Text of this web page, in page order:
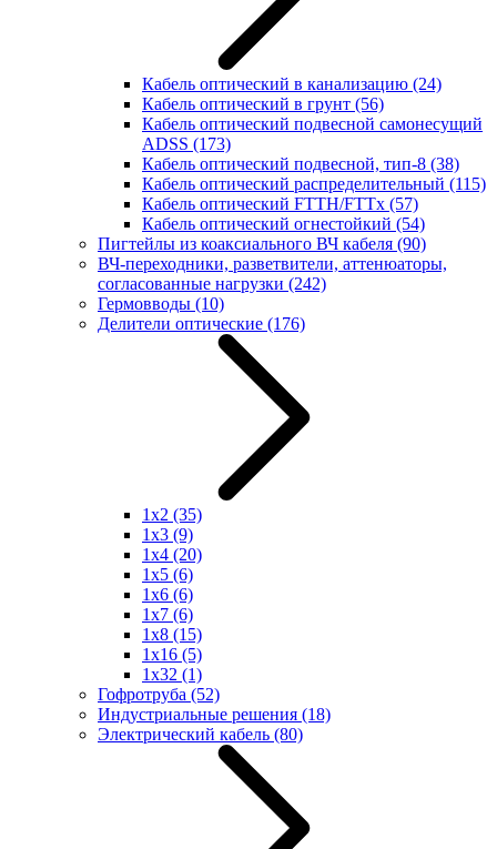
Кабель оптический в канализацию (24)
Кабель оптический в грунт (56)
Кабель оптический подвесной самонесущий
ADSS (173)
Кабель оптический подвесной, тип-8 (38)
Кабель оптический распределительный (115)
Кабель оптический FTTH/FTTx (57)
Кабель оптический огнестойкий (54)
Пигтейлы из коаксиального ВЧ кабеля (90)
ВЧ-переходники, разветвители, аттенюаторы,
согласованные нагрузки (242)
Гермовводы (10)
Делители оптические (176)
1x2 (35)
1x3 (9)
1x4 (20)
1x5 (6)
1x6 (6)
1x7 (6)
1x8 (15)
1x16 (5)
1x32 (1)
Гофротруба (52)
Индустриальные решения (18)
Электрический кабель (80)